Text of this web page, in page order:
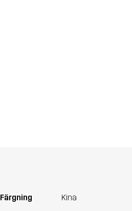
Färgning Kina